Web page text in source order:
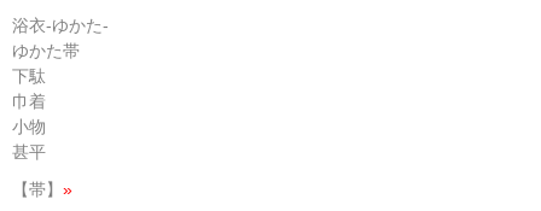
浴衣-ゆかた-
ゆかた帯
下駄
巾着
小物
甚平
【帯】 »